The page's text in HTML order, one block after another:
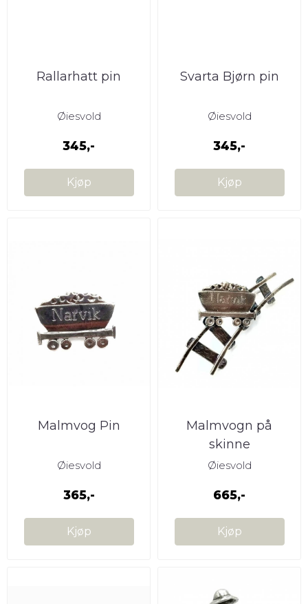
Rallarhatt pin
Øiesvold
345,-
Kjøp
Svarta Bjørn pin
Øiesvold
345,-
Kjøp
Malmvog Pin
Øiesvold
365,-
Kjøp
Malmvogn på
skinne
Øiesvold
665,-
Kjøp